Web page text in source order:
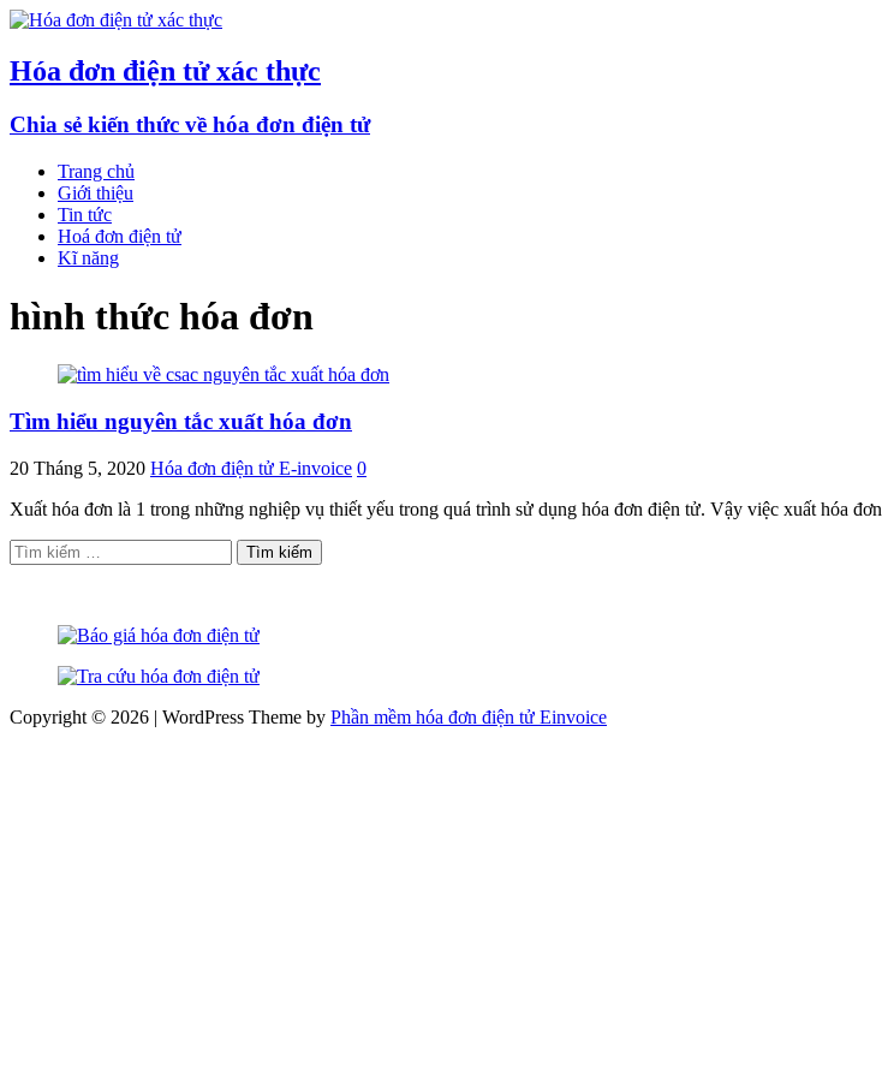
Hóa đơn điện tử xác thực
Chia sẻ kiến thức về hóa đơn điện tử
Trang chủ
Giới thiệu
Tin tức
Hoá đơn điện tử
Kĩ năng
hình thức hóa đơn
Tìm hiểu nguyên tắc xuất hóa đơn
20 Tháng 5, 2020 Hóa đơn điện tử E-invoice 0
Xuất hóa đơn là 1 trong những nghiệp vụ thiết yếu trong quá trình sử dụng hóa đơn điện tử. Vậy việc xuất hóa đơn
Tìm
kiếm
Copyright © 2026 | WordPress Theme by Phần mềm hóa đơn điện tử Einvoice